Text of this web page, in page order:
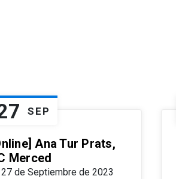
SEP
Ana Tur Prats,
Merced
27 de Septiembre de 2023